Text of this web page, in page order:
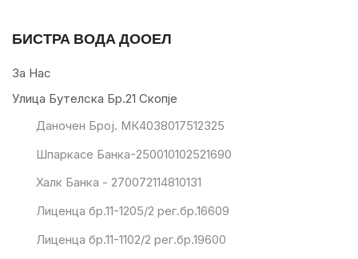
БИСТРА ВОДА ДООЕЛ
За Нас
Улица Бутелска Бр.21 Скопје
Даночен Број. МК4038017512325
Шпаркасе Банка-250010102521690
Халк Банка - 270072114810131
Лиценца бр.11-1205/2 рег.бр.16609
Лиценца бр.11-1102/2 рег.бр.19600